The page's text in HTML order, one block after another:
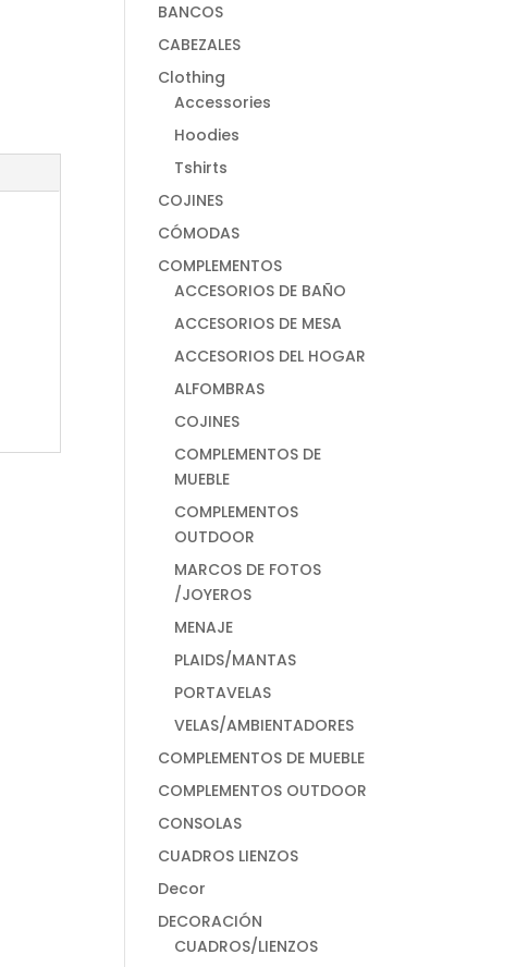
BANCOS
CABEZALES
Clothing
Accessories
Hoodies
Tshirts
COJINES
CÓMODAS
COMPLEMENTOS
ACCESORIOS DE BAÑO
ACCESORIOS DE MESA
ACCESORIOS DEL HOGAR
ALFOMBRAS
COJINES
COMPLEMENTOS DE
MUEBLE
COMPLEMENTOS
OUTDOOR
MARCOS DE FOTOS
/JOYEROS
MENAJE
PLAIDS/MANTAS
PORTAVELAS
VELAS/AMBIENTADORES
COMPLEMENTOS DE MUEBLE
COMPLEMENTOS OUTDOOR
CONSOLAS
CUADROS LIENZOS
Decor
DECORACIÓN
CUADROS/LIENZOS